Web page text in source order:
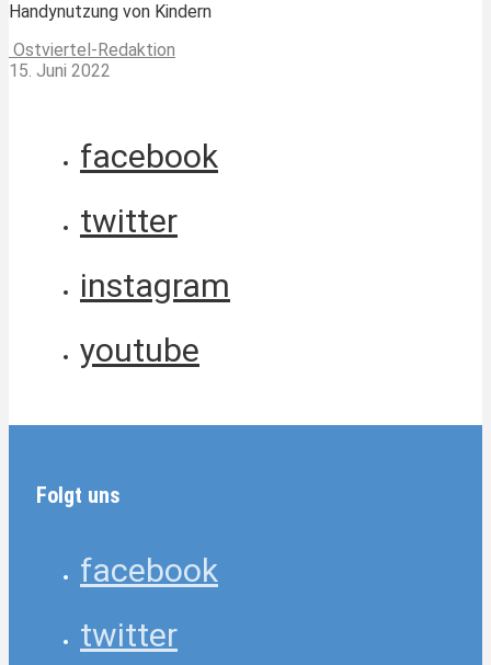
Handynutzung von Kindern
Ostviertel-Redaktion
15. Juni 2022
facebook
twitter
instagram
youtube
Folgt uns
facebook
twitter